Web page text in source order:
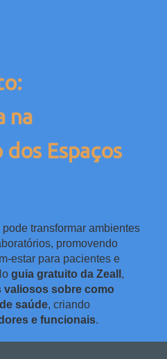
na
dos Espaços
transformar ambientes
promovendo
estar para pacientes e
guia gratuito da Zeall ,
valiosos sobre como
saúde, criando
e funcionais.